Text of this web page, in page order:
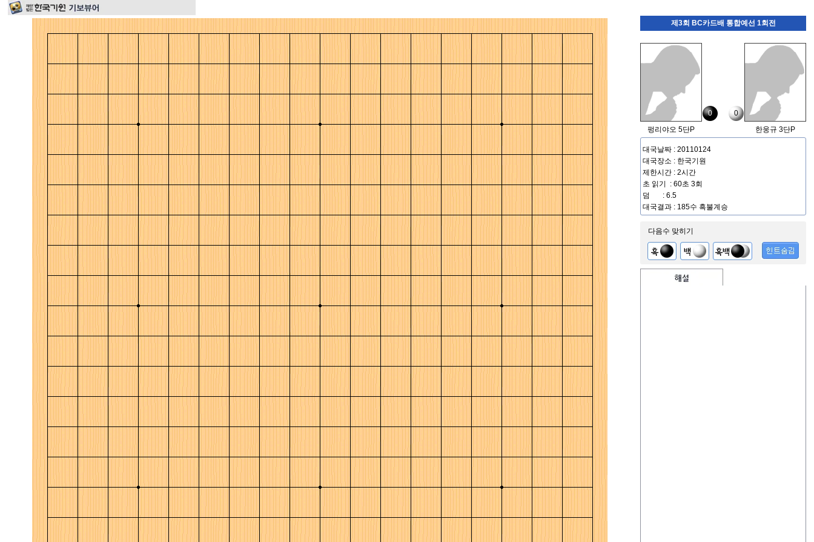
제3회 BC카드배 통합예선 1회전
0
0
펑리야오 5단P
한웅규 3단P
대국날짜 : 20110124
대국장소 : 한국기원
제한시간 : 2시간
초 읽기 : 60초 3회
덤 : 6.5
대국결과 : 185수 흑불계승
다음수 맞히기